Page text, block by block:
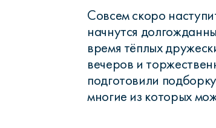
Совсем скоро
начнутся
время тёплых
вечеров и
подготовили
многие из которых